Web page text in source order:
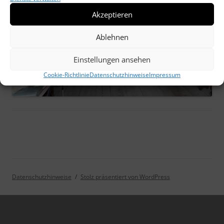
Akzeptieren
Ablehnen
Einstellungen ansehen
Cookie-RichtlinieDatenschutzhinweiseImpressum
Datenschutzhinweise Stolz präsentiert von WordPress